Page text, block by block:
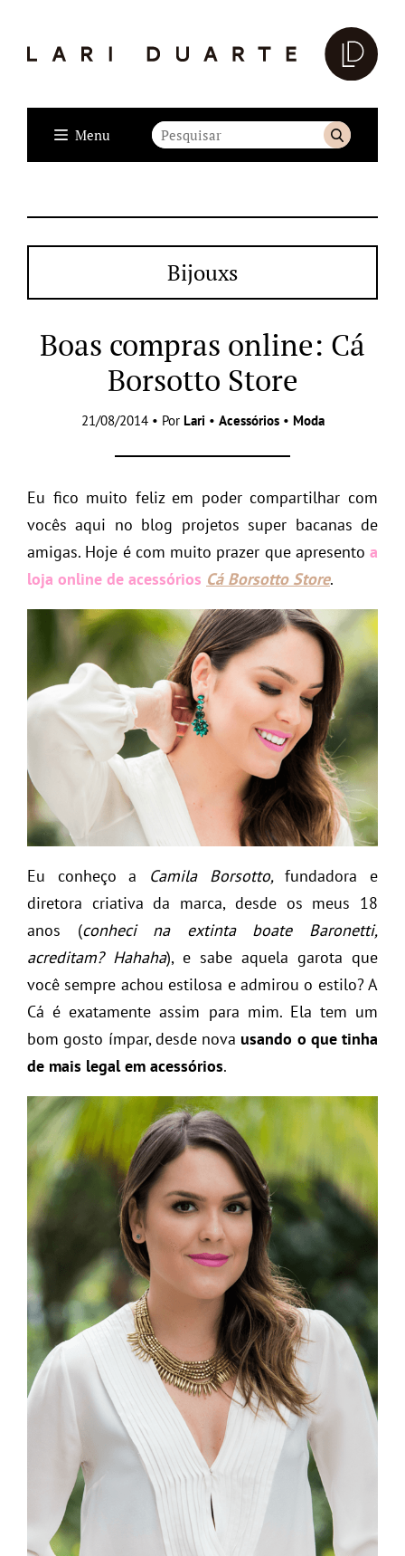
Menu
Bijouxs
Boas compras online: Cá
Borsotto Store
21/08/2014 • Por Lari • Acessórios• Moda
Eu fico muito feliz em poder compartilhar com
vocês aqui no blog projetos super bacanas de
amigas. Hoje é com muito prazer que apresento a
loja online de acessórios Cá Borsotto Store.
Eu conheço a Camila Borsotto,fundadora e
diretora criativa da marca, desde os meus 18
anos (conheci na extinta boate Baronetti,
acreditam? Hahaha), e sabe aquela garota que
você sempre achou estilosa e admirou o estilo? A
Cá é exatamente assim para mim. Ela tem um
bom gosto ímpar, desde nova usando o que tinha
de mais legal em acessórios.